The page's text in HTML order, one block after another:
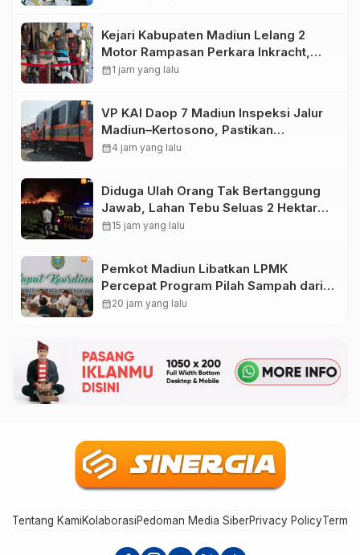
Kejari Kabupaten Madiun Lelang 2
Motor Rampasan Perkara Inkracht,
Penawaran Dibuka 11 Agustus
calendar_month1 jam yang lalu
VP KAI Daop 7 Madiun Inspeksi Jalur
Madiun–Kertosono, Pastikan
Keselamatan Perjalanan Kereta Tetap
calendar_month4 jam yang lalu
Diduga Ulah Orang Tak Bertanggung
Jawab, Lahan Tebu Seluas 2 Hektare
di Plunturan Ponorogo Terbakar
calendar_month15 jam yang lalu
Pemkot Madiun Libatkan LPMK
Percepat Program Pilah Sampah dari
Rumah, TPA Winongo Butuh
calendar_month20 jam yang lalu
Tentang KamiKolaborasiPedoman Media SiberPrivacy PolicyTerms